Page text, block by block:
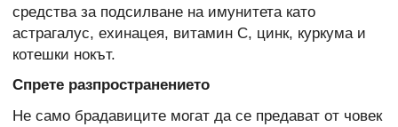
средства за подсилване на имунитета като
астрагалус, ехинацея, витамин С, цинк, куркума и
котешки нокът.
Спрете разпространението
Не само брадавиците могат да се предават от човек